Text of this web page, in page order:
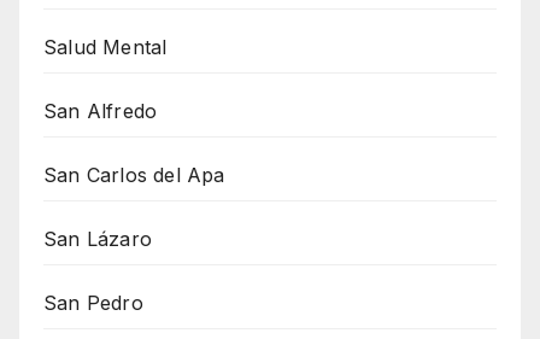
Salud Mental
San Alfredo
San Carlos del Apa
San Lázaro
San Pedro